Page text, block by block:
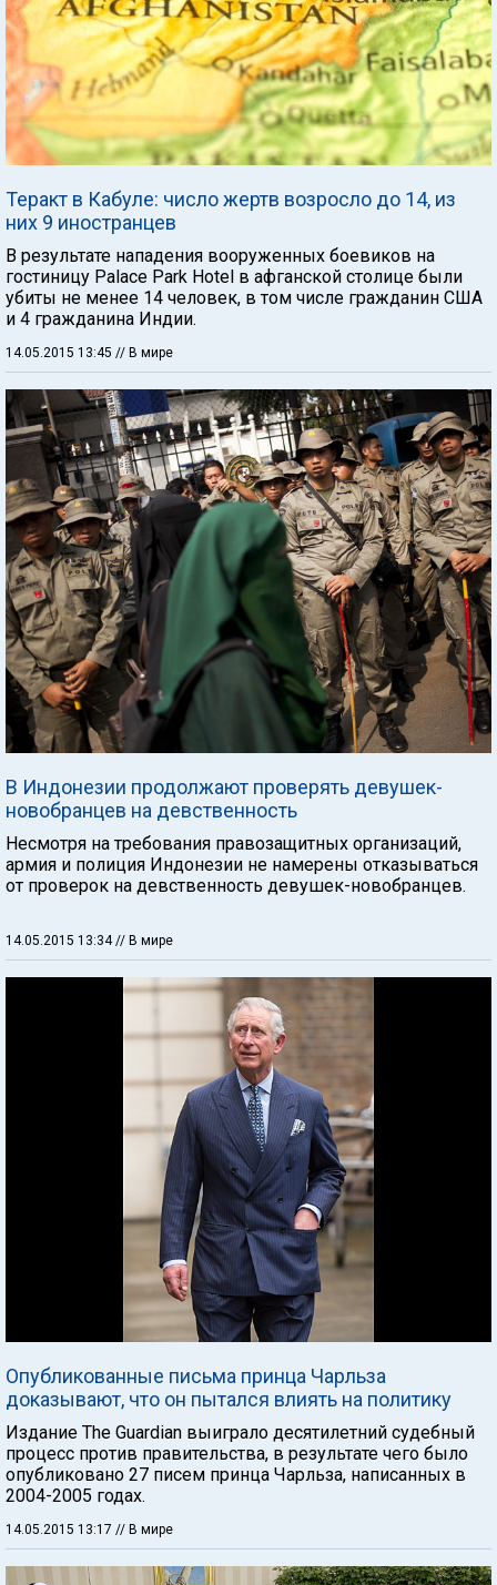
Теракт в Кабуле: число жертв возросло до 14, из
них 9 иностранцев
В результате нападения вооруженных боевиков на
гостиницу Palace Park Hotel в афганской столице были
убиты не менее 14 человек, в том числе гражданин США
и 4 гражданина Индии.
14.05.2015 13:45 // В мире
В Индонезии продолжают проверять девушек-
новобранцев на девственность
Несмотря на требования правозащитных организаций,
армия и полиция Индонезии не намерены отказываться
от проверок на девственность девушек-новобранцев.
14.05.2015 13:34// В мире
Опубликованные письма принца Чарльза
доказывают, что он пытался влиять на политику
Издание The Guardian выиграло десятилетний судебный
процесс против правительства, в результате чего было
опубликовано 27 писем принца Чарльза, написанных в
2004-2005 годах.
14.05.2015 13:17 // В мире